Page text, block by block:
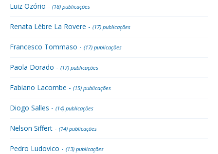
Luiz Ozório - (18) publicações
Renata Lèbre La Rovere - (17) publicações
Francesco Tommaso - (17) publicações
Paola Dorado - (17) publicações
Fabiano Lacombe - (15) publicações
Diogo Salles - (14) publicações
Nelson Siffert - (14) publicações
Pedro Ludovico - (13) publicações